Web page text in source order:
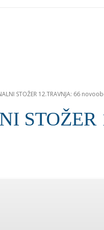
STOŽER 12.TRAVNJA: 66
STOŽER